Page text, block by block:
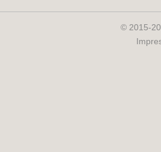
© 2015-